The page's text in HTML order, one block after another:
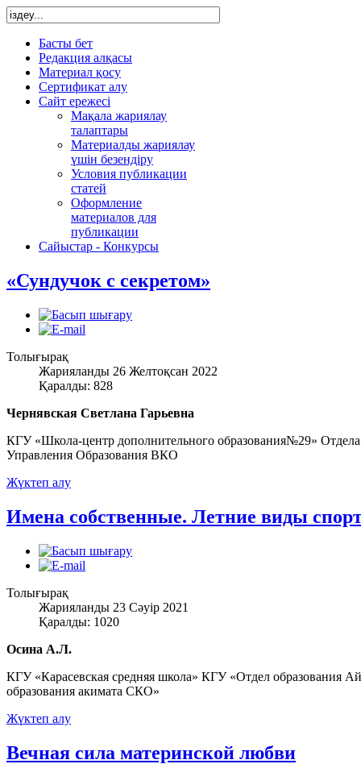
Басты бет
Редакция алқасы
Материал қосу
Сертификат алу
Сайт ережесі
Мақала жариялау
талаптары
Материалды жариялау
үшін безендіру
Условия публикации
статей
Оформление
материалов для
публикации
Сайыстар - Конкурсы
«Сундучок с секретом»
Толығырақ
Жарияланды 26 Желтоқсан 2022
Қаралды: 828
Чернявская Светлана Гарьевна
КГУ «Школа-центр дополнительного образования№29»
Управления Образования ВКО
Жүктеп алу
Имена собственные. Летние виды
Толығырақ
Жарияланды 23 Сәуір 2021
Қаралды: 1020
Осина А.Л.
КГУ «Карасевская средняя школа» КГУ «Отдел образования
образования акимата СКО»
Жүктеп алу
Вечная сила материнской любви